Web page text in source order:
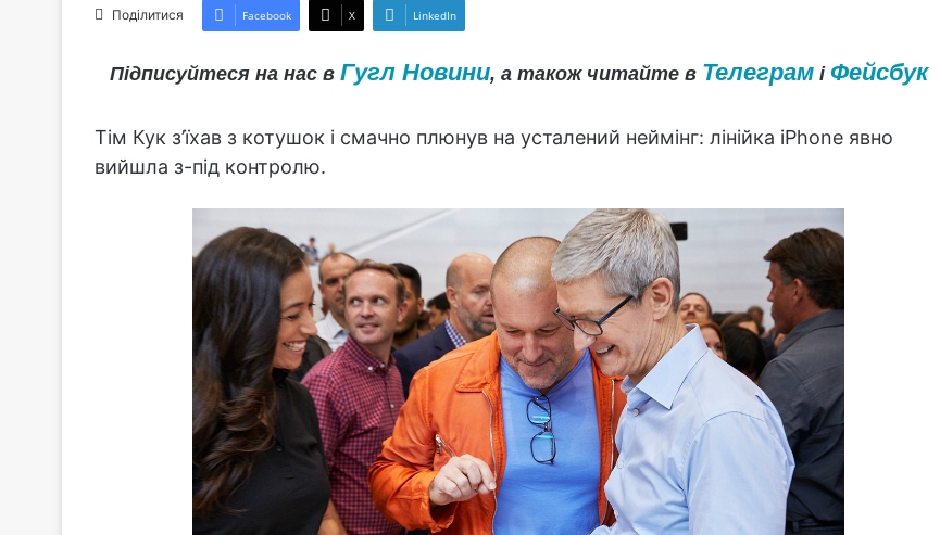
Поділитися Facebook X LinkedIn
Підписуйтеся на нас в Гугл Новини, а також читайте в Телеграмі Фейсбук
Тім Кук з’їхав з котушок і смачно плюнув на усталений неймінг: лінійка iPhone явно
вийшла з-під контролю.